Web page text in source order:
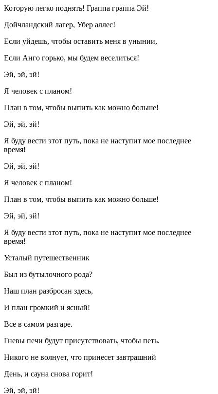
Которую легко поднять! Граппа граппа Эй!
Дойчландский лагер, Убер аллес!
Если уйдешь, чтобы оставить меня в унынии,
Если Анго горько, мы будем веселиться!
Эй, эй, эй!
Я человек с планом!
План в том, чтобы выпить как можно больше!
Эй, эй, эй!
Я буду вести этот путь, пока не наступит мое последнее
время!
Эй, эй, эй!
Я человек с планом!
План в том, чтобы выпить как можно больше!
Эй, эй, эй!
Я буду вести этот путь, пока не наступит мое последнее
время!
Усталый путешественник
Был из бутылочного рода?
Наш план разбросан здесь,
И план громкий и ясный!
Все в самом разгаре.
Гневы печи будут присутствовать, чтобы петь.
Никого не волнует, что принесет завтрашний
День, и сауна снова горит!
Эй, эй, эй!